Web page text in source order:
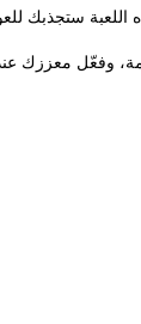
وفعّل معززك